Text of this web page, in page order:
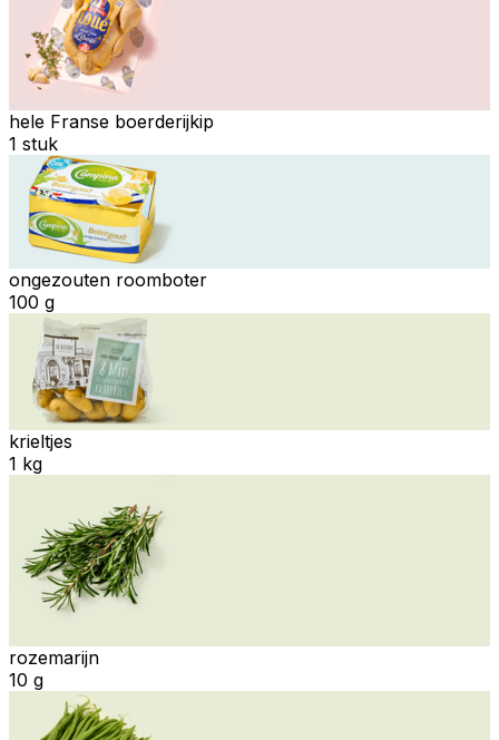
hele Franse boerderijkip
1 stuk
ongezouten roomboter
100 g
krieltjes
1 kg
rozemarijn
10 g